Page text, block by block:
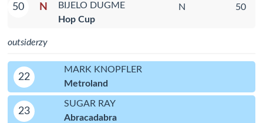
50 N
BIJELO DUGME
Hop Cup
N 50
outsiderzy
22
MARK KNOPFLER
Metroland
23
SUGAR RAY
Abracadabra